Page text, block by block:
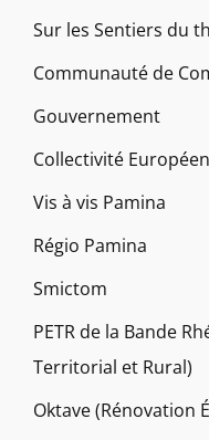
Sur les Sentiers du
Communauté de
Gouvernement
Collectivité
Vis à vis Pamina
Régio Pamina
Smictom
PETR de la Bande
Territorial et Rural)
Oktave (Rénovation